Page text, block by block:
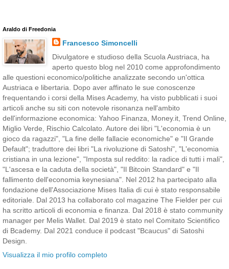
Araldo di Freedonia
Francesco Simoncelli
Divulgatore e studioso della Scuola Austriaca, ha
aperto questo blog nel 2010 come approfondimento
alle questioni economico/politiche analizzate secondo un'ottica
Austriaca e libertaria. Dopo aver affinato le sue conoscenze
frequentando i corsi della Mises Academy, ha visto pubblicati i suoi
articoli anche su siti con notevole risonanza nell'ambito
dell'informazione economica: Yahoo Finanza, Money.it, Trend Online,
Miglio Verde, Rischio Calcolato. Autore dei libri "L'economia è un
gioco da ragazzi", "La fine delle fallacie economiche" e "Il Grande
Default"; traduttore dei libri "La rivoluzione di Satoshi", "L'economia
cristiana in una lezione", "Imposta sul reddito: la radice di tutti i mali",
"L'ascesa e la caduta della società", "Il Bitcoin Standard" e "Il
fallimento dell'economia keynesiana". Nel 2012 ha partecipato alla
fondazione dell'Associazione Mises Italia di cui è stato responsabile
editoriale. Dal 2013 ha collaborato col magazine The Fielder per cui
ha scritto articoli di economia e finanza. Dal 2018 è stato community
manager per Melis Wallet. Dal 2019 è stato nel Comitato Scientifico
di Bcademy. Dal 2021 conduce il podcast "Bcaucus" di Satoshi
Design.
Visualizza il mio profilo completo